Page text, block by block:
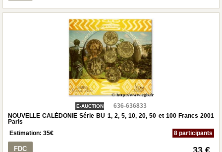
E-AUCTION
636-636833
NOUVELLE CALÉDONIE Série BU 1, 2, 5, 10, 20, 50 et 100 Francs 2001
Paris
Estimation: 35€ 8 participants
FDC